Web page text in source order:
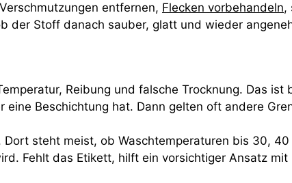
entfernen, Flecken vorbehandeln,
der Stoff danach sauber, glatt und wieder
Reibung und falsche Trocknung. Das
Beschichtung hat. Dann gelten oft andere
steht meist, ob Waschtemperaturen bis 30,
Fehlt das Etikett, hilft ein vorsichtiger Ansatz